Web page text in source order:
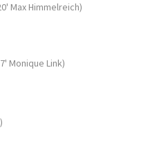
Max Himmelreich)
Monique Link)